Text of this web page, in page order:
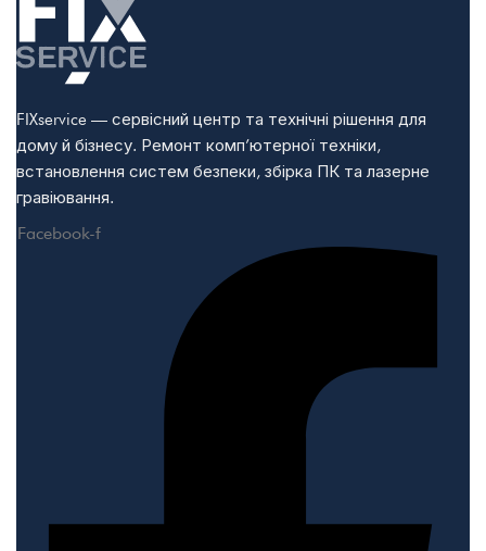
FIXservice — сервісний центр та технічні рішення для
дому й бізнесу. Ремонт комп’ютерної техніки,
встановлення систем безпеки, збірка ПК та лазерне
гравіювання.
Facebook-f